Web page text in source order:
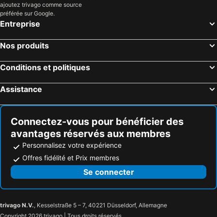
ajoutez trivago comme source
préférée sur Google.
Entreprise
Nos produits
Conditions et politiques
Assistance
Connectez-vous pour bénéficier des
avantages réservés aux membres
Personnalisez votre expérience
Offres fidélité et Prix membres
Se connecter
trivago N.V., Kesselstraße 5 – 7, 40221 Düsseldorf, Allemagne